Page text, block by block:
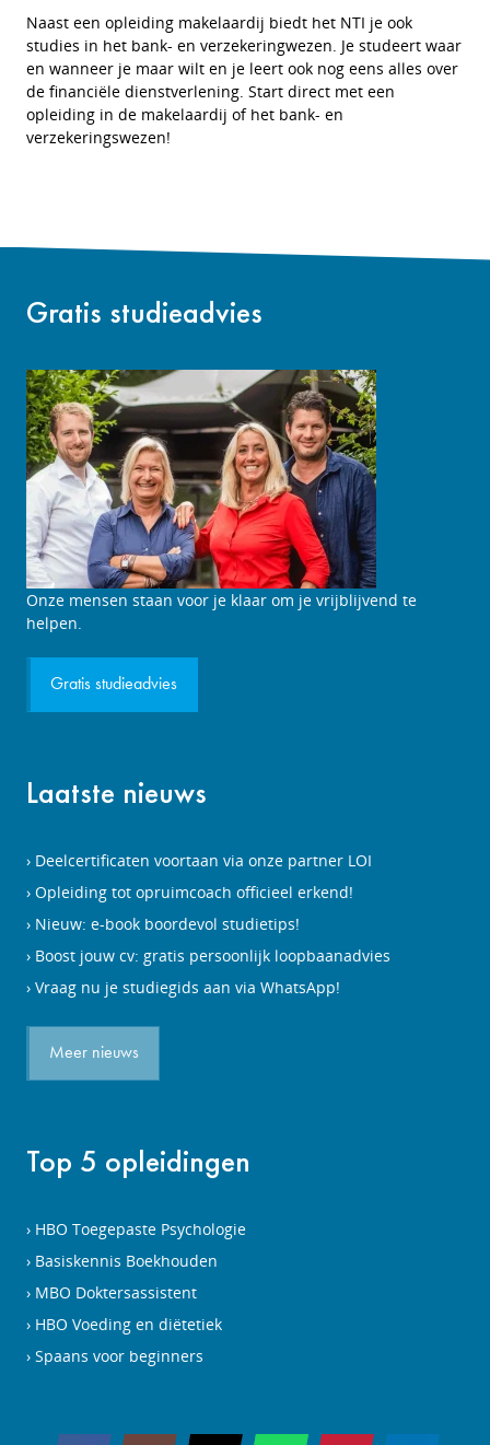
Naast een opleiding makelaardij biedt het NTI je ook
studies in het bank- en verzekeringwezen. Je studeert waar
en wanneer je maar wilt en je leert ook nog eens alles over
de financiële dienstverlening. Start direct met een
opleiding in de makelaardij of het bank- en
verzekeringswezen!
Gratis studieadvies
Studieadviesgesprek
aanvragen
Onze mensen staan voor je klaar om je vrijblijvend te
helpen.
Gratis studieadvies
Laatste nieuws
Deelcertificaten voortaan via onze partner LOI
Opleiding tot opruimcoach officieel erkend!
Nieuw: e-book boordevol studietips!
Boost jouw cv: gratis persoonlijk loopbaanadvies
Vraag nu je studiegids aan via WhatsApp!
Meer nieuws
Top 5 opleidingen
HBO Toegepaste Psychologie
Basiskennis Boekhouden
MBO Doktersassistent
HBO Voeding en diëtetiek
Spaans voor beginners